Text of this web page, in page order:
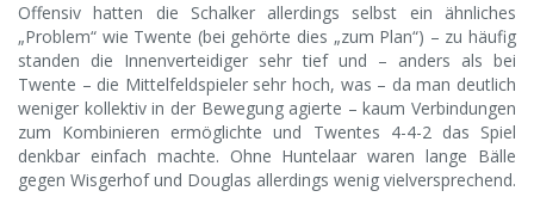
Offensiv hatten die Schalker allerdings selbst ein ähnliches
„Problem“ wie Twente (bei gehörte dies „zum Plan“) – zu häufig
standen die Innenverteidiger sehr tief und – anders als bei
Twente – die Mittelfeldspieler sehr hoch, was – da man deutlich
weniger kollektiv in der Bewegung agierte – kaum Verbindungen
zum Kombinieren ermöglichte und Twentes 4-4-2 das Spiel
denkbar einfach machte. Ohne Huntelaar waren lange Bälle
gegen Wisgerhof und Douglas allerdings wenig vielversprechend.